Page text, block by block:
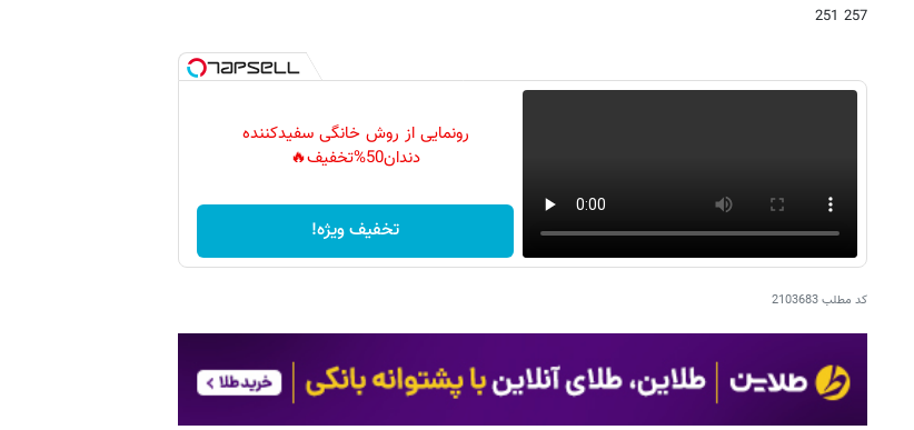
257 251
رونمایی از روش خانگی سفیدکننده
دندان50%تخفیف🔥
تخفیف ویژه!
کد مطلب2103683